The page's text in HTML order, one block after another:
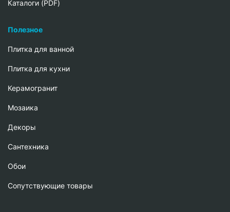
Каталоги (PDF)
Полезное
Плитка для ванной
Плитка для кухни
Керамогранит
Мозаика
Декоры
Сантехника
Обои
Сопутствующие товары